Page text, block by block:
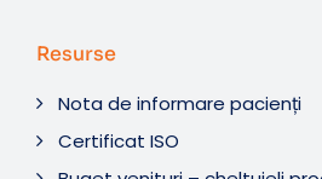
Resurse
Nota de informare pacienți
Certificat ISO